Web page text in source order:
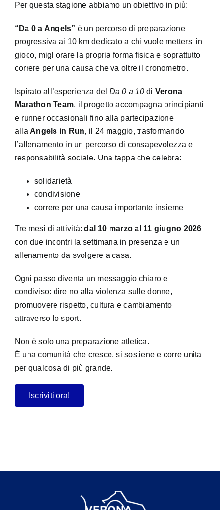
Per questa stagione abbiamo un obiettivo in più:
“Da 0 a Angels” è un percorso di preparazione
progressiva ai 10 km dedicato a chi vuole mettersi in
gioco, migliorare la propria forma fisica e soprattutto
correre per una causa che va oltre il cronometro.
Ispirato all’esperienza del Da 0 a 10di Verona
Marathon Team, il progetto accompagna principianti
e runner occasionali fino alla partecipazione
alla Angels in Run, il 24 maggio, trasformando
l’allenamento in un percorso di consapevolezza e
responsabilità sociale. Una tappa che celebra:
solidarietà
condivisione
correre per una causa importante insieme
Tre mesi di attività:dal 10 marzo al 11 giugno 2026
con due incontri la settimana in presenza e un
allenamento da svolgere a casa.
Ogni passo diventa un messaggio chiaro e
condiviso: dire no alla violenza sulle donne,
promuovere rispetto, cultura e cambiamento
attraverso lo sport.
Non è solo una preparazione atletica.
È una comunità che cresce, si sostiene e corre unita
per qualcosa di più grande.
Iscriviti ora!